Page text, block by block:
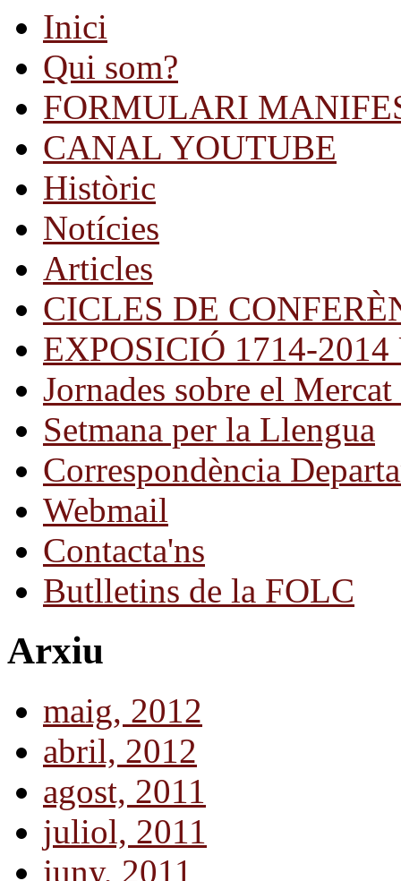
Inici
Qui som?
FORMULARI
CANAL YOUTUBE
Històric
Notícies
Articles
CICLES DE
EXPOSICIÓ 1714-
Jornades sobre el
Setmana per la Llengua
Correspondència
Webmail
Contacta'ns
Butlletins de la FOLC
Arxiu
maig, 2012
abril, 2012
agost, 2011
juliol, 2011
juny, 2011